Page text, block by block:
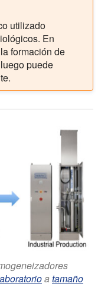
utilizado
En
formación de
puede
atamaño